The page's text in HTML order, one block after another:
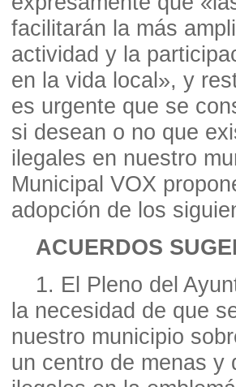
facilitarán la más
actividad y la
en la vida local», y
es urgente que se
si desean o no que
ilegales en nuestro
Municipal VOX
adopción de los
ACUERDOS
1. El Pleno del
la necesidad de que
nuestro municipio
un centro de menas y